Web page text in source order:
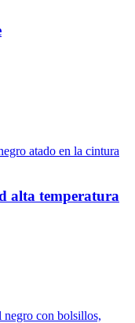
alta temperatura